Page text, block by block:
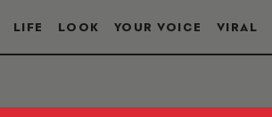
LIFE LOOK YOUR VOICE VIRAL